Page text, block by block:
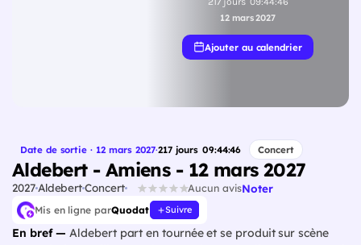
12 mars 2027
Ajouter au calendrier
Date de sortie · 12 mars 2027·217 jours 09:44:45 Concert
Aldebert - Amiens - 12 mars 2027
2027AldebertConcert Aucun avisNoter
Mis en ligne parQuodat Suivre
En bref — Aldebert part en tournée et se produit sur scène